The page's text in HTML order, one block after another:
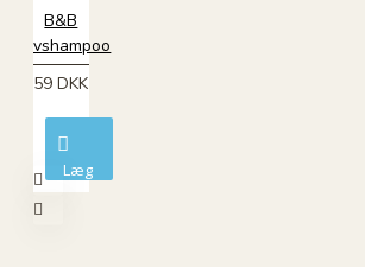
B&B
sølvshampoo
59 DKK
Læg
i